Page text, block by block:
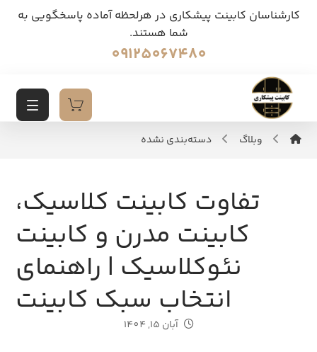
کارشناسان کابینت پیشکاری در هرلحظه آماده پاسخگویی به
شما هستند.
09125067480
وبلاگ دسته‌بندی نشده
تفاوت کابینت کلاسیک،
کابینت مدرن و کابینت
نئوکلاسیک | راهنمای
انتخاب سبک کابینت
آبان 15, 1404